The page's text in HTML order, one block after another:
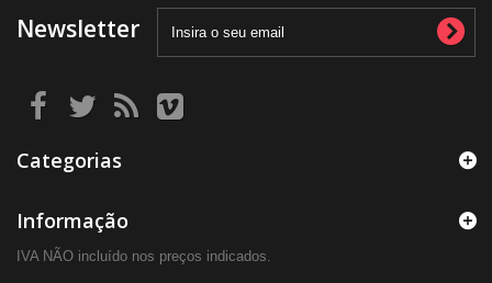
Newsletter
Categorias
Informação
IVA NÃO incluído nos preços indicados.